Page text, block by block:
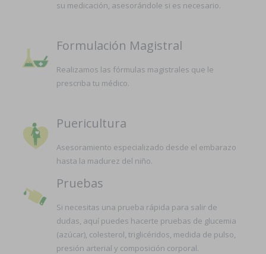
su medicación, asesorándole si es necesario.
Formulación Magistral
Realizamos las fórmulas magistrales que le
prescriba tu médico.
Puericultura
Asesoramiento especializado desde el embarazo
hasta la madurez del niño.
Pruebas
Si necesitas una prueba rápida para salir de
dudas, aquí puedes hacerte pruebas de glucemia
(azúcar), colesterol, triglicéridos, medida de pulso,
presión arterial y composición corporal.